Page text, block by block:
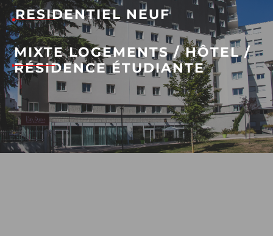
RESIDENTIEL NEUF
MIXTE LOGEMENTS / HÔTEL /
RÉSIDENCE ÉTUDIANTE